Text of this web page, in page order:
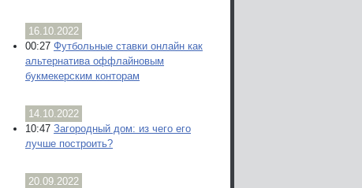
16.10.2022
00:27 Футбольные ставки онлайн как
альтернатива оффлайновым
букмекерским конторам
14.10.2022
10:47 Загородный дом: из чего его
лучше построить?
20.09.2022